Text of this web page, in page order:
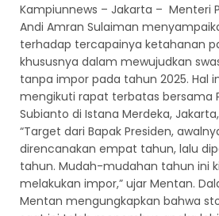
Kampiunnews – Jakarta – Menteri
Andi Amran Sulaiman
terhadap tercapainya ketahanan
khususnya dalam mewujudkan
tanpa impor pada tahun 2025. Hal
mengikuti rapat terbatas bersama
Subianto di Istana Merdeka,
“Target dari Bapak Presiden,
direncanakan empat tahun, lalu
tahun. Mudah-mudahan tahun ini
melakukan impor,” ujar Mentan.
Mentan mengungkapkan bahwa